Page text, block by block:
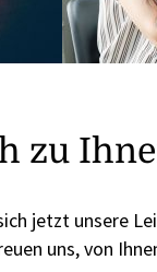
zu
jetzt unsere
uns, von